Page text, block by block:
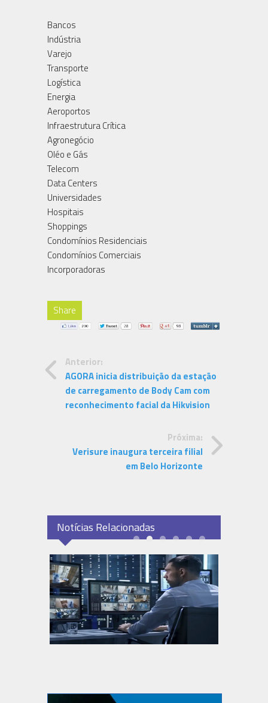
Bancos
Indústria
Varejo
Transporte
Logística
Energia
Aeroportos
Infraestrutura Crítica
Agronegócio
Oléo e Gás
Telecom
Data Centers
Universidades
Hospitais
Shoppings
Condomínios Residenciais
Condomínios Comerciais
Incorporadoras
Share
Anterior:
AGORA inicia distribuição da estação
de carregamento de Body Cam com
reconhecimento facial da Hikvision
Próxima:
Verisure inaugura terceira filial
em Belo Horizonte
Notícias Relacionadas